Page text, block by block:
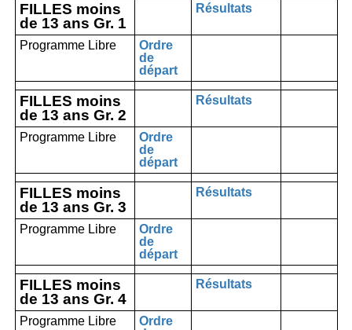
FILLES moins
de 13 ans Gr. 1
Résultats
Programme Libre
Ordre
de
départ
FILLES moins
de 13 ans Gr. 2
Résultats
Programme Libre
Ordre
de
départ
FILLES moins
de 13 ans Gr. 3
Résultats
Programme Libre
Ordre
de
départ
FILLES moins
de 13 ans Gr. 4
Résultats
Programme Libre
Ordre